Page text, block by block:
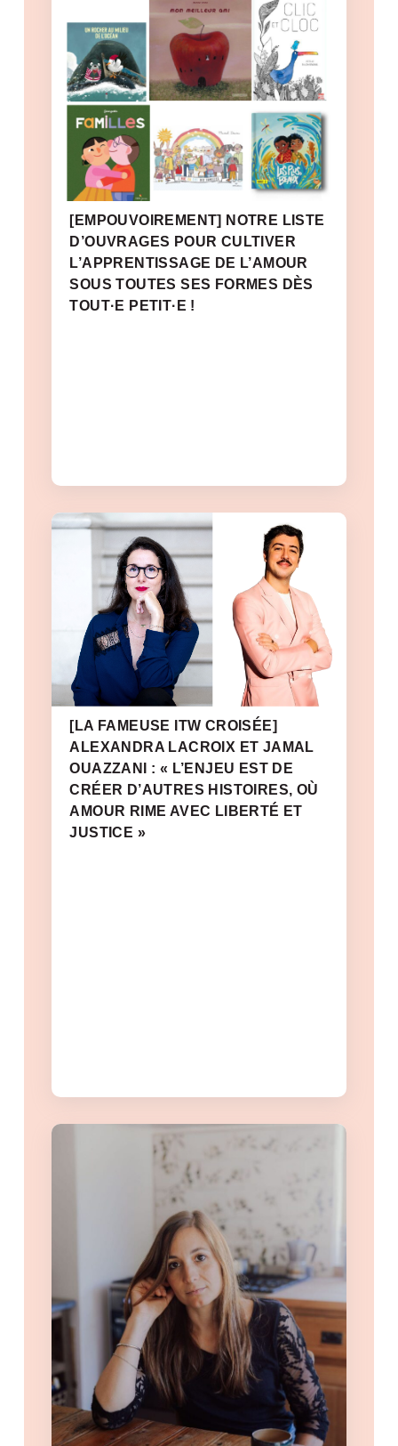
[EMPOUVOIREMENT] NOTRE LISTE
D’OUVRAGES POUR CULTIVER
L’APPRENTISSAGE DE L’AMOUR
SOUS TOUTES SES FORMES DÈS
TOUT·E PETIT·E !
[LA FAMEUSE ITW CROISÉE]
ALEXANDRA LACROIX ET JAMAL
OUAZZANI : « L’ENJEU EST DE
CRÉER D’AUTRES HISTOIRES, OÙ
AMOUR RIME AVEC LIBERTÉ ET
JUSTICE »